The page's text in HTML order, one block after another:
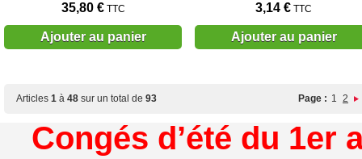
35,80 €TTC
Ajouter au panier
3,14 € TTC
Ajouter au panier
Articles 1 à 48 sur un total de 93 Page : 1 2
Congés d’été du 1er